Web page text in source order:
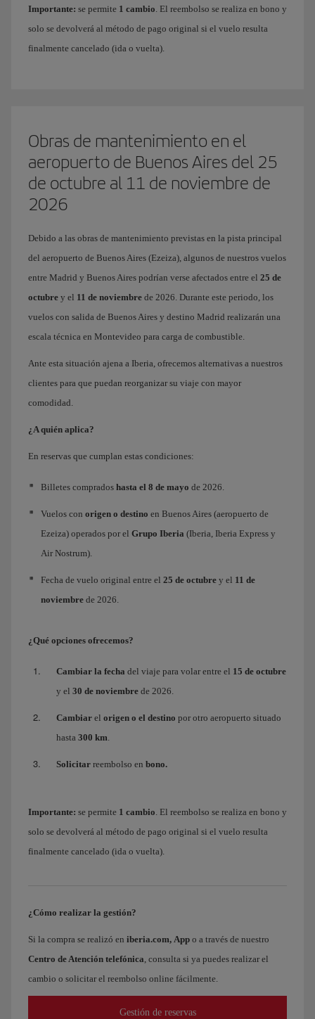
Importante: se permite 1 cambio. El reembolso se realiza en bono y
solo se devolverá al método de pago original si el vuelo resulta
finalmente cancelado (ida o vuelta).
Obras de mantenimiento en el
aeropuerto de Buenos Aires del 25
de octubre al 11 de noviembre de
2026
Debido a las obras de mantenimiento previstas en la pista principal
del aeropuerto de Buenos Aires (Ezeiza), algunos de nuestros vuelos
entre Madrid y Buenos Aires podrían verse afectados entre el 25 de
octubre y el 11 de noviembre de 2026. Durante este periodo, los
vuelos con salida de Buenos Aires y destino Madrid realizarán una
escala técnica en Montevideo para carga de combustible.
Ante esta situación ajena a Iberia, ofrecemos alternativas a nuestros
clientes para que puedan reorganizar su viaje con mayor
comodidad.
¿A quién aplica?
En reservas que cumplan estas condiciones:
Billetes comprados hasta el 8 de mayo de 2026.
Vuelos con origen o destino en Buenos Aires (aeropuerto de
Ezeiza) operados por el Grupo Iberia (Iberia, Iberia Express y
Air Nostrum).
Fecha de vuelo original entre el 25 de octubre y el 11 de
noviembre de 2026.
¿Qué opciones ofrecemos?
Cambiar la fecha del viaje para volar entre el 15 de octubre
y el 30 de noviembre de 2026.
Cambiar el origen o el destino por otro aeropuerto situado
hasta 300 km.
Solicitar reembolso en bono.
Importante: se permite 1 cambio. El reembolso se realiza en bono y
solo se devolverá al método de pago original si el vuelo resulta
finalmente cancelado (ida o vuelta).
¿Cómo realizar la gestión?
Si la compra se realizó en iberia.com, App o a través de nuestro
Centro de Atención telefónica, consulta si ya puedes realizar el
cambio o solicitar el reembolso online fácilmente.
Gestión de reservas